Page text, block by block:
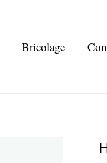
Bricolage